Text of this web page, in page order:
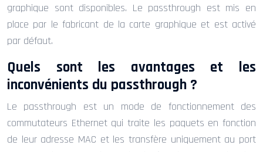
graphique sont disponibles. Le passthrough est mis en
place par le fabricant de la carte graphique et est activé
par défaut.
Quels sont les avantages et les
inconvénients du passthrough ?
Le passthrough est un mode de fonctionnement des
commutateurs Ethernet qui traite les paquets en fonction
de leur adresse MAC et les transfère uniquement au port